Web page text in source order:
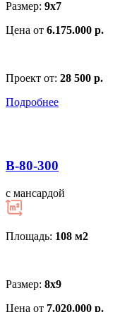
Размер: 9x7
Цена от 6.175.000 р.
Проект от: 28 500 р.
Подробнее
В-80-300
с мансардой
Площадь: 108 м2
Размер: 8x9
Цена от 7.020.000 р.